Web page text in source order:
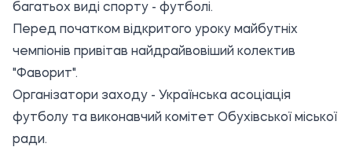
багатьох виді спорту - футболі.
Перед початком відкритого уроку майбутніх
чемпіонів привітав найдрайвовіший колектив
"Фаворит".
Організатори заходу - Українська асоціація
футболу та виконавчий комітет Обухівської міської
ради.